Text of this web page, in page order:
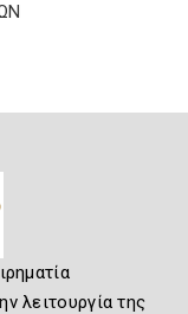
λειτουργία της